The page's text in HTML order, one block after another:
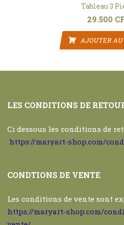
Tableau 3
29.500
AJOUTER
LES CONDITIONS DE
Ci dessous les conditions de
https://maryart-shop.com/
CONDTIONS DE VENTE
Les conditions de vente sont
https://maryart-shop.com/